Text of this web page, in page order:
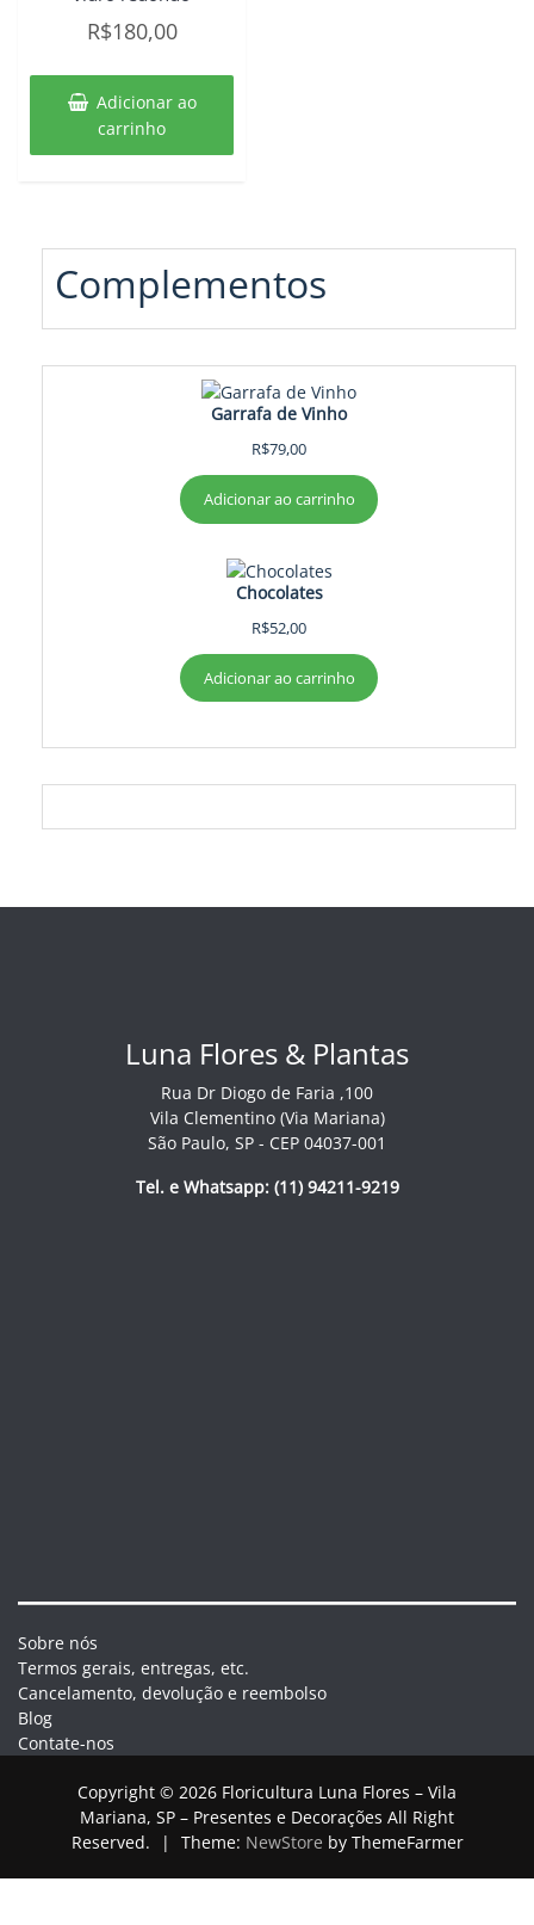
R$180,00
Adicionar ao
carrinho
Complementos
Garrafa de Vinho
R$79,00
Adicionar ao carrinho
Chocolates
R$52,00
Adicionar ao carrinho
Luna Flores & Plantas
Rua Dr Diogo de Faria ,100
Vila Clementino (Via Mariana)
São Paulo, SP - CEP 04037-001
Tel. e Whatsapp: (11) 94211-9219
Sobre nós
Termos gerais, entregas, etc.
Cancelamento, devolução e reembolso
Blog
Contate-nos
Copyright © 2026 Floricultura Luna Flores – Vila
Mariana, SP – Presentes e Decorações All Right
Reserved.
| Theme: NewStore by ThemeFarmer